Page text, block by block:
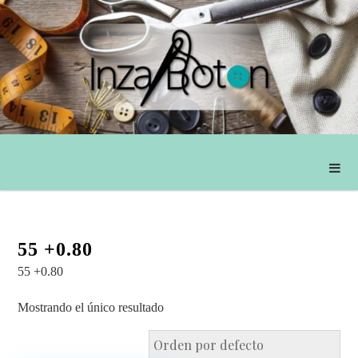
55 +0.80
55 +0.80
Mostrando el único resultado